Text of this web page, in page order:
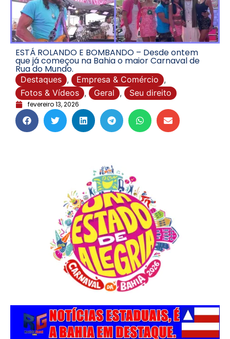
ESTÁ ROLANDO E BOMBANDO – Desde ontem
que já começou na Bahia o maior Carnaval de
Rua do Mundo.
Destaques , Empresa & Comércio ,
Fotos & Vídeos , Geral , Seu direito
fevereiro 13, 2026